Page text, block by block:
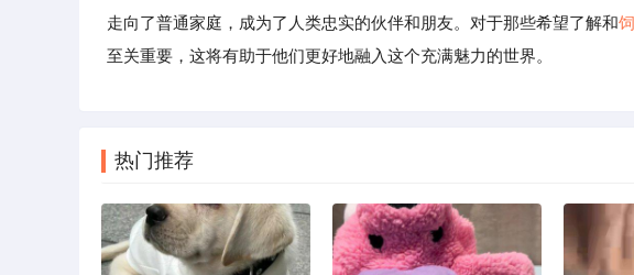
走向了普通家庭，成为了人类忠实的伙伴和朋友。对于那些希望了解和
至关重要，这将有助于他们更好地融入这个充满魅力的世界。
热门推荐